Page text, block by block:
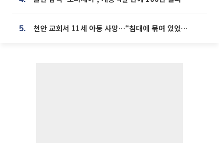
5. 천안 교회서 11세 아동 사망…“침대에 묶여 있었다” 진술 확보